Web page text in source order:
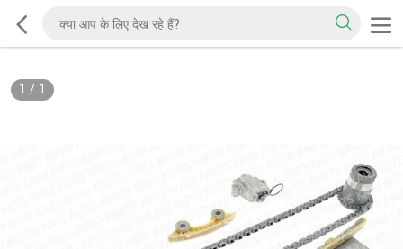
1 / 1